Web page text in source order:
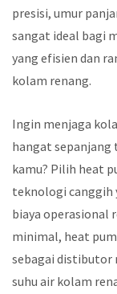
presisi, umur
sangat ideal bagi
yang efisien dan
kolam renang.
Ingin menjaga
hangat sepanjang
kamu? Pilih heat
teknologi canggih
biaya operasional
minimal, heat
sebagai distibutor
suhu air kolam